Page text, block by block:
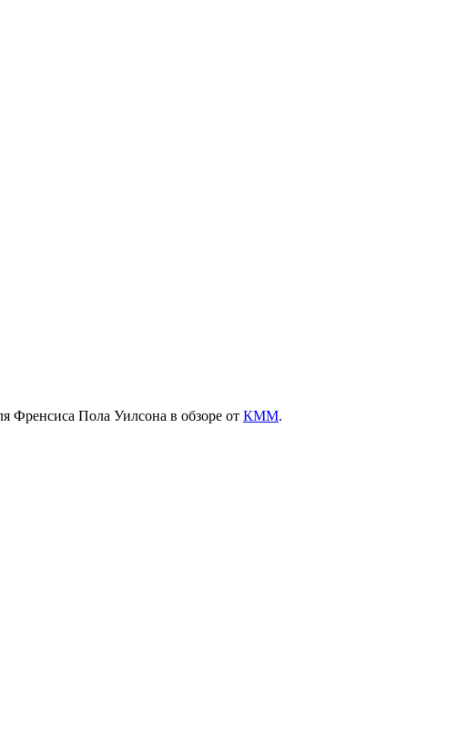
Френсиса Пола Уилсона в обзоре от КММ.